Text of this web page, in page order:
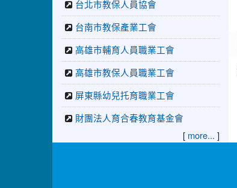
台北市教保人員協會
台南市教保產業工會
高雄市輔育人員職業工會
高雄市教保人員職業工會
屏東縣幼兒托育職業工會
財團法人育合春教育基金會
[ more... ]